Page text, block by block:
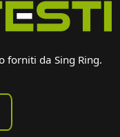
forniti da Sing Ring.